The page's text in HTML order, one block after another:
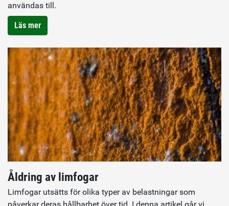
användas till.
Läs mer
Åldring av limfogar
Limfogar utsätts för olika typer av belastningar som